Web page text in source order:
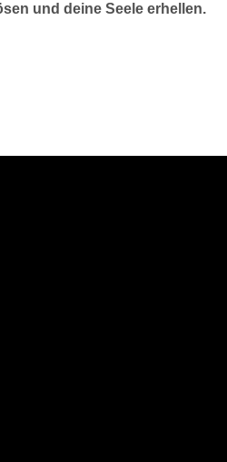
und deine Seele erhellen.